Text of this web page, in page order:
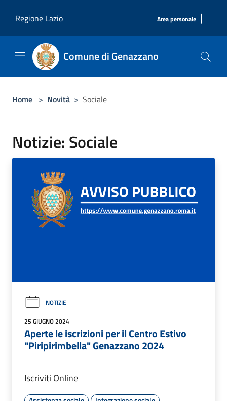
Regione Lazio
Area personale |
Comune di Genazzano
Home > Novità > Sociale
Notizie: Sociale
NOTIZIE
25 GIUGNO 2024
Aperte le iscrizioni per il Centro Estivo
"Piripirimbella" Genazzano 2024
Iscriviti Online